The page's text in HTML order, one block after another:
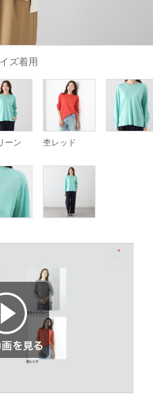
ズ着用
ーン 杢レッド
画を見る